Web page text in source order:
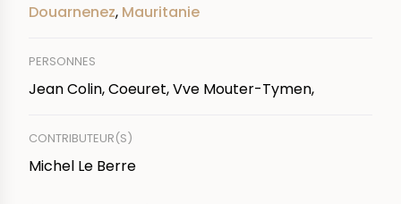
Douarnenez, Mauritanie
PERSONNES
Jean Colin, Coeuret, Vve Mouter-Tymen,
CONTRIBUTEUR(S)
Michel Le Berre